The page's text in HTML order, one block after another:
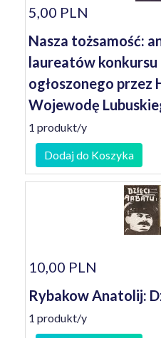
5,00 PLN
Nasza tożsamość:
laureatów
ogłoszonego przez
Wojewodę
1 produkt/y
Dodaj do Koszyka
10,00 PLN
Rybakow Anatolij:
1 produkt/y